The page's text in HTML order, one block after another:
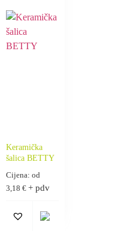
Keramička
šalica BETTY
Cijena: od
3,18 € + pdv